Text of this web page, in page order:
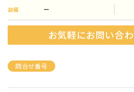
装備 ー
お気軽にお問い合
問合せ番号